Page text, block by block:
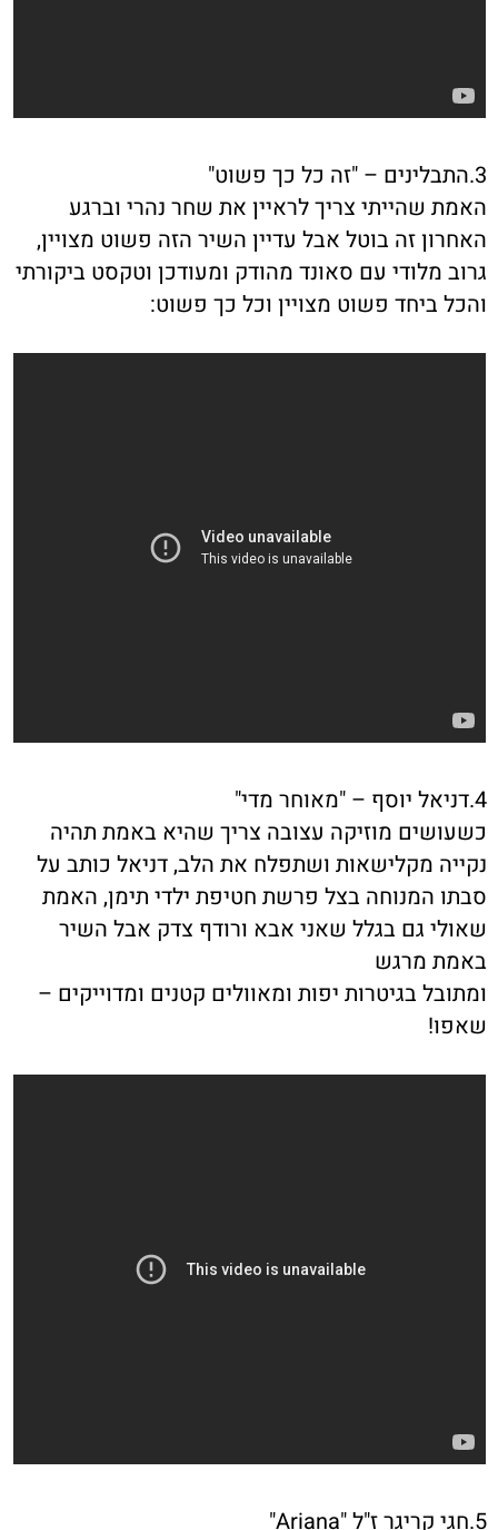
3.התבלינים – "זה כל כך פשוט"
האמת שהייתי צריך לראיין את שחר נהרי וברגע
האחרון זה בוטל אבל עדיין השיר הזה פשוט מצויין,
גרוב מלודי עם סאונד מהודק ומעודכן וטקסט ביקורתי
והכל ביחד פשוט מצויין וכל כך פשוט:
4.דניאל יוסף – "מאוחר מדי"
כשעושים מוזיקה עצובה צריך שהיא באמת תהיה
נקייה מקלישאות ושתפלח את הלב, דניאל כותב על
סבתו המנוחה בצל פרשת חטיפת ילדי תימן, האמת
שאולי גם בגלל שאני אבא ורודף צדק אבל השיר
באמת מרגש
ומתובל בגיטרות יפות ומאוולים קטנים ומדוייקים –
שאפו!
5.חגי קריגר ז"ל "Ariana"